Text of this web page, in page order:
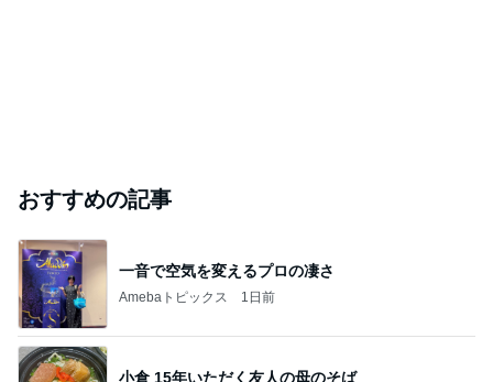
おすすめの記事
一音で空気を変えるプロの凄さ
Amebaトピックス 1日前
小倉 15年いただく友人の母のそば